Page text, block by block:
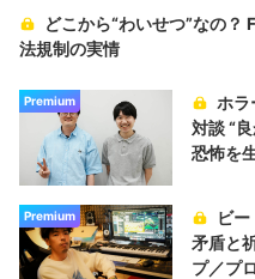
どこから“わいせつ”なの？
法規制の実情
Premium
ホラ
対談 “
恐怖を
Premium
ビ
矛盾と
プ／プ